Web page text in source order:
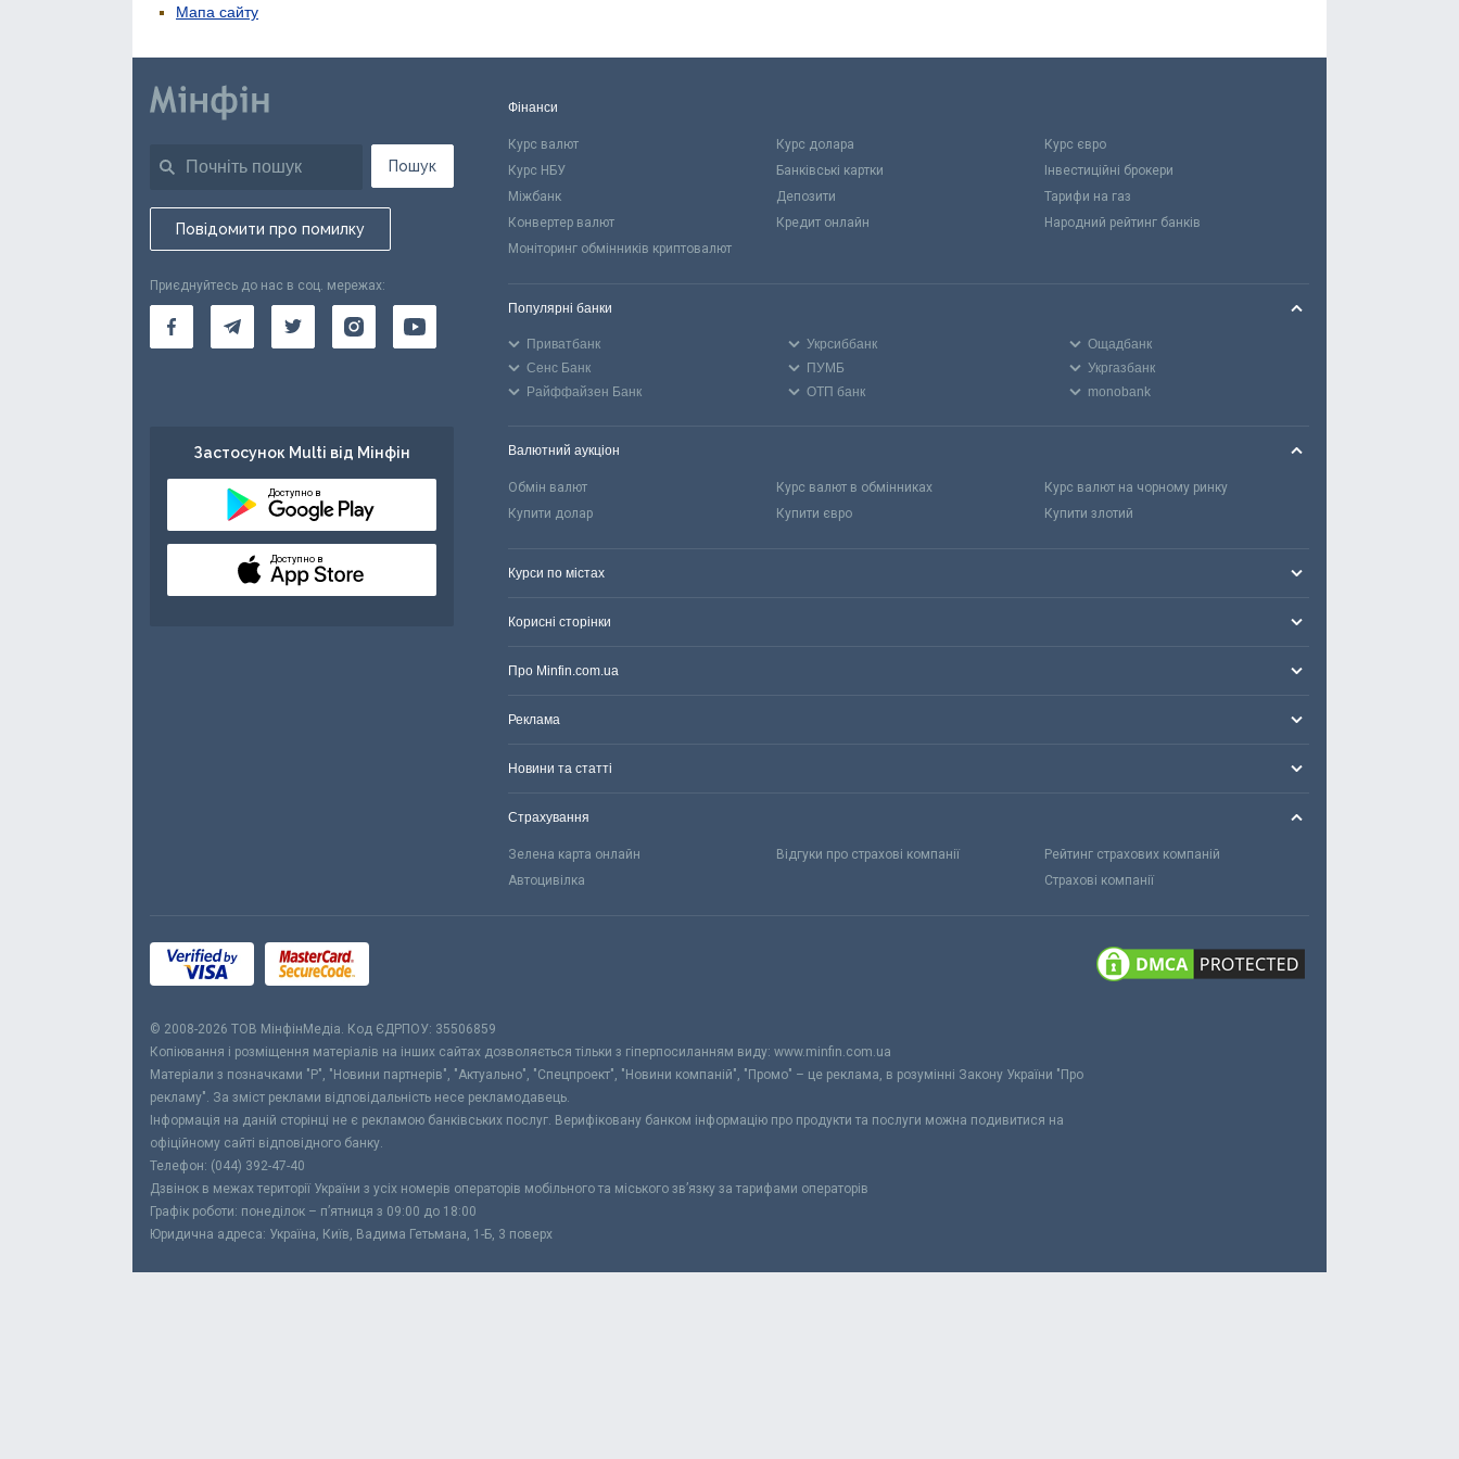
Мапа сайту
Пошук
Повідомити про помилку
Приєднуйтесь до нас в соц. мережах:
Застосунок Multi від Мінфін
Доступно в
Доступно в
Фінанси
Курс валют Курс долара
Курс євро
Курс НБУ
Банківські картки
Інвестиційні брокери
Міжбанк
Депозити
Тарифи на газ
Конвертер валют
Кредит онлайн
Народний рейтинг банків
Моніторинг обмінників криптовалют
Популярні банки
Приватбанк Укрсиббанк
Ощадбанк
Сенс Банк
ПУМБ
Укргазбанк
Райффайзен Банк
ОТП банк monobank
Валютний аукціон
Обмін валют Курс валют в обмінниках
Курс валют на чорному ринку
Купити долар
Купити євро Купити злотий
Курси по містах
Корисні сторінки
Про Minfin.com.ua
Реклама
Новини та статті
Страхування
Зелена карта онлайн Відгуки про страхові компанії
Рейтинг страхових компаній
Автоцивілка
Страхові компанії
© 2008-2026 ТОВ МiнфiнМедiа. Код ЄДРПОУ: 35506859
Копіювання і розміщення матеріалів на інших сайтах дозволяється тільки з гіперпосиланням виду: www.minfin.com.ua
Матеріали з позначками "Р", "Новини партнерів", "Актуально", "Спецпроект", "Новини компаній", "Промо" – це реклама, в розумінні Закону України "Про
рекламу". За зміст реклами відповідальність несе рекламодавець.
Інформація на даній сторінці не є рекламою банківських послуг. Верифіковану банком інформацію про продукти та послуги можна подивитися на
офіційному сайті відповідного банку.
Телефон: (044) 392-47-40
Дзвінок в межах території України з усіх номерів операторів мобільного та міського зв’язку за тарифами операторів
Графік роботи: понеділок – п’ятниця з 09:00 до 18:00
Юридична адреса: Україна, Київ, Вадима Гетьмана, 1-Б, 3 поверх